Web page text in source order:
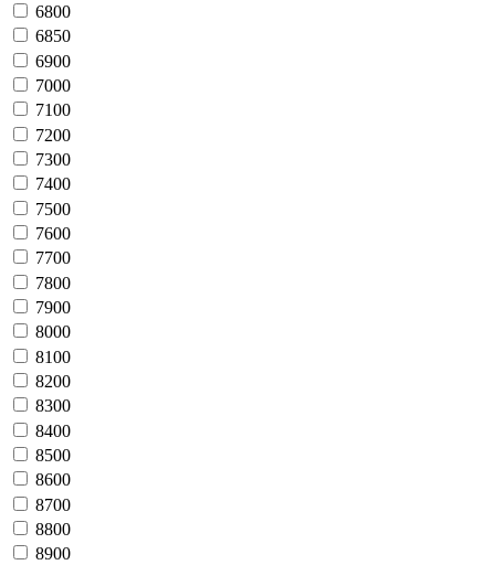
6800
6850
6900
7000
7100
7200
7300
7400
7500
7600
7700
7800
7900
8000
8100
8200
8300
8400
8500
8600
8700
8800
8900